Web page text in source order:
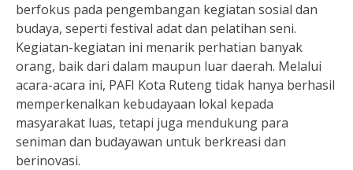
berfokus pada pengembangan kegiatan sosial dan
budaya, seperti festival adat dan pelatihan seni.
Kegiatan-kegiatan ini menarik perhatian banyak
orang, baik dari dalam maupun luar daerah. Melalui
acara-acara ini, PAFI Kota Ruteng tidak hanya berhasil
memperkenalkan kebudayaan lokal kepada
masyarakat luas, tetapi juga mendukung para
seniman dan budayawan untuk berkreasi dan
berinovasi.